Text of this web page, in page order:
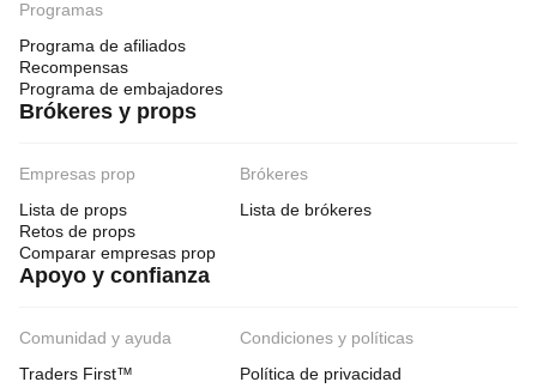
Programas
Programa de afiliados
Recompensas
Programa de embajadores
Brókeres y props
Empresas prop
Lista de props
Retos de props
Comparar empresas prop
Brókeres
Lista de brókeres
Apoyo y confianza
Comunidad y ayuda
Traders First™
Condiciones y políticas
Política de privacidad